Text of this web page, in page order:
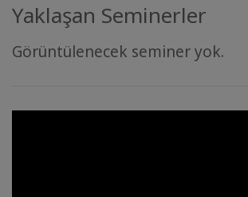
Yaklaşan Seminerler
Görüntülenecek seminer yok.